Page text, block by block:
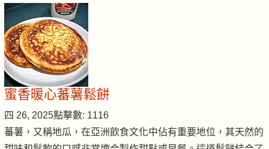
蜜香暖心蕃薯鬆餅
四 26, 2025點擊數: 1116
蕃薯，又稱地瓜，在亞洲飲食文化中佔有重要地位，其天然的